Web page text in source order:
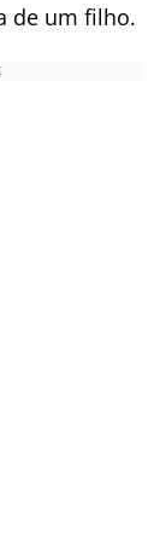
de um filho.